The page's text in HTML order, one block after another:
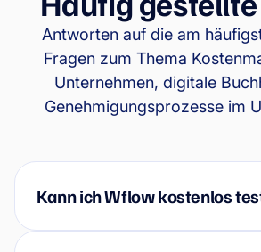
Antworten auf die am
Fragen zum Thema
Unternehmen, digitale
Genehmigungsprozesse im
Kann ich Wflow kostenlos